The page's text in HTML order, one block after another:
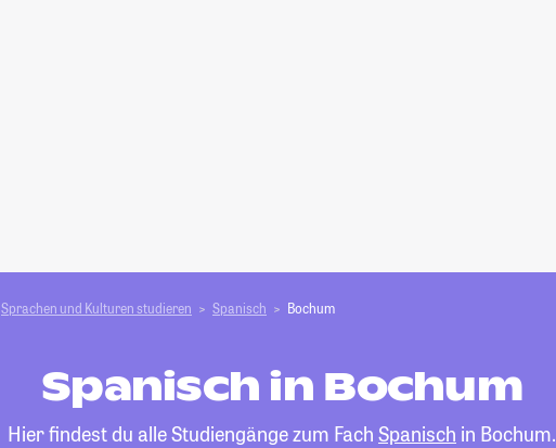
Sprachen und Kulturen studieren Spanisch Bochum
Spanisch in Bochum
Hier findest du alle Studiengänge zum Fach Spanisch in Bochum.